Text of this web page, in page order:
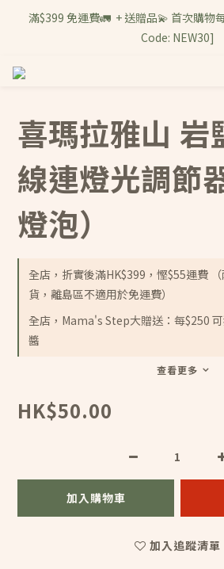
滿$399 免運費🚛  + 送贈品💫 首次購物
Code: NEW30]
喜瑪拉雅山 岩
線連燈光調節
燈泡）
全店，折實後滿HK$399，慳$55運費
貨，離島區不適用於免運費）
全店，Mama's Step大贈送：每$250
醬
查看更多
HK$50.00
加入購物車
加入追蹤清單